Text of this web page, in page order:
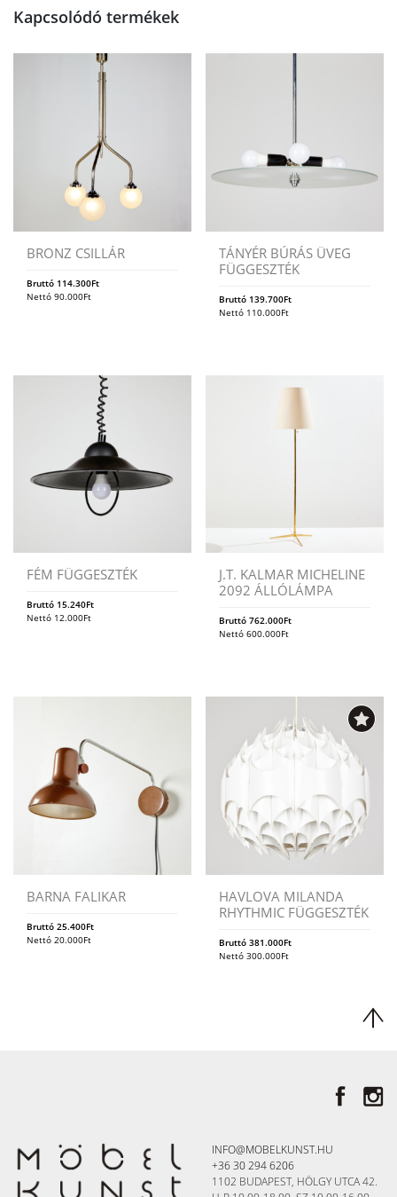
Kapcsolódó termékek
BRONZ CSILLÁR
Bruttó 114.300Ft
Nettó 90.000Ft
TÁNYÉR BÚRÁS ÜVEG
FÜGGESZTÉK
Bruttó 139.700Ft
Nettó 110.000Ft
FÉM FÜGGESZTÉK
Bruttó 15.240Ft
Nettó 12.000Ft
J.T. KALMAR MICHELINE
2092 ÁLLÓLÁMPA
Bruttó762.000Ft
Nettó600.000Ft
BARNA FALIKAR
Bruttó 25.400Ft
Nettó 20.000Ft
HAVLOVA MILANDA
RHYTHMIC FÜGGESZTÉK
Bruttó381.000Ft
Nettó300.000Ft
INFO@MOBELKUNST.HU
+36 30 294 6206
1102 BUDAPEST, HÖLGY UTCA 42.